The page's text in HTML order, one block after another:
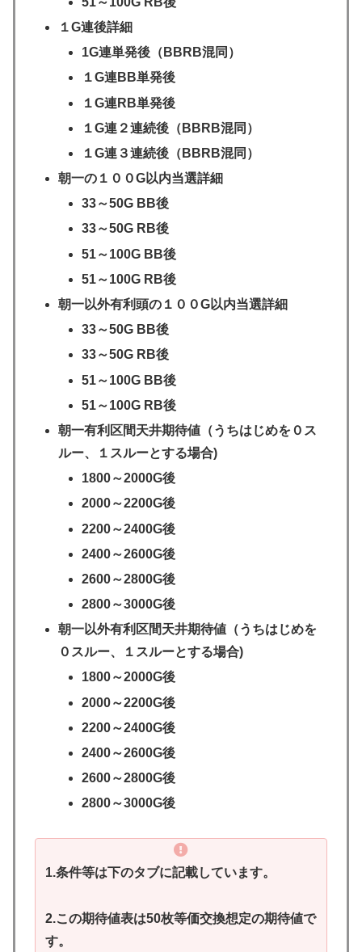
１G連後詳細
1G連単発後（BBRB混同）
１G連BB単発後
１G連RB単発後
１G連２連続後（BBRB混同）
１G連３連続後（BBRB混同）
朝一の１００G以内当選詳細
33～50G BB後
33～50G RB後
51～100G BB後
51～100G RB後
朝一以外有利頭の１００G以内当選詳細
33～50G BB後
33～50G RB後
51～100G BB後
51～100G RB後
朝一有利区間天井期待値（うちはじめを０ス
ルー、１スルーとする場合)
1800～2000G後
2000～2200G後
2200～2400G後
2400～2600G後
2600～2800G後
2800～3000G後
朝一以外有利区間天井期待値（うちはじめを
０スルー、１スルーとする場合)
1800～2000G後
2000～2200G後
2200～2400G後
2400～2600G後
2600～2800G後
2800～3000G後
1.条件等は下のタブに記載しています。
2.この期待値表は50枚等価交換想定の期待値で
す。